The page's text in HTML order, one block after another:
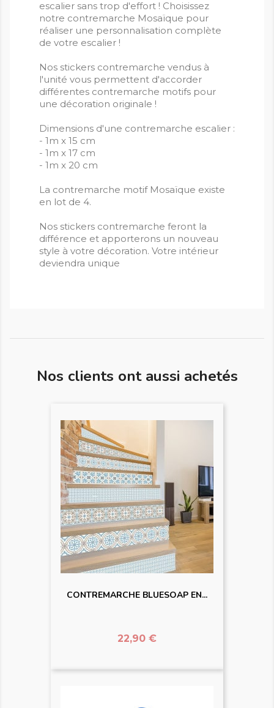
escalier sans trop d'effort ! Choisissez
notre contremarche Mosaïque pour
réaliser une personnalisation complète
de votre escalier !
Nos stickers contremarche vendus à
l'unité vous permettent d'accorder
différentes contremarche motifs pour
une décoration originale !
Dimensions d'une contremarche escalier :
- 1m x 15 cm
- 1m x 17 cm
- 1m x 20 cm
La contremarche motif Mosaïque existe
en lot de 4.
Nos stickers contremarche feront la
différence et apporterons un nouveau
style à votre décoration. Votre intérieur
deviendra unique
Nos clients ont aussi achetés
CONTREMARCHE BLUESOAP EN...
Prix
22,90 €